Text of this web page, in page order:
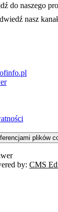
w nowej karcie
do naszego
- otwiera się w nowej
nasz
plików
by: CMS